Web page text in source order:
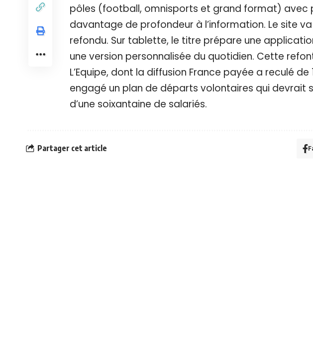
pôles (football, omnisports et grand format) avec
davantage de profondeur à l’information. Le site
refondu. Sur tablette, le titre prépare une
une version personnalisée du quotidien. Cette
L’Equipe, dont la diffusion France payée a reculé de
engagé un plan de départs volontaires qui devrait
d’une soixantaine de salariés.
Partager cet article